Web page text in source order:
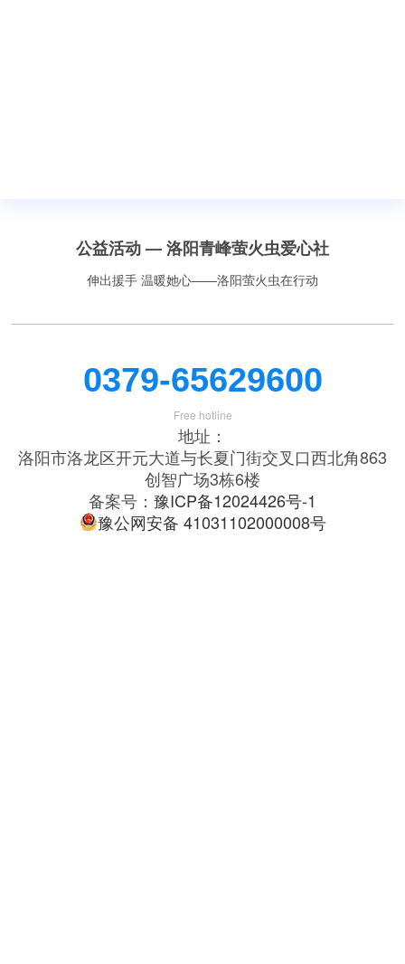
公益活动 — 洛阳青峰萤火虫爱心社
伸出援手 温暖她心——洛阳萤火虫在行动
0379-65629600
Free hotline
地址：
洛阳市洛龙区开元大道与长夏门街交叉口西北角863
创智广场3栋6楼
备案号： 豫ICP备12024426号-1
豫公网安备 41031102000008号